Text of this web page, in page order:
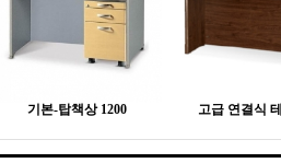
기본-탑책상 1200 고급 연결식